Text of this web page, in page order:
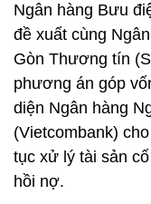
Ngân hàng Bưu
đề xuất cùng
Gòn Thương tín
phương án góp
diện Ngân hàng
(Vietcombank)
tục xử lý tài sản
hồi nợ.